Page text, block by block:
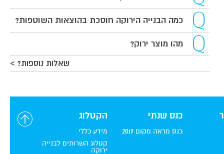
כמה הבנייה הירוקה חוסכת בהוצאות השוטפות?
מהו מוצר ירוק?
שאלות נוספות? >
כנס שנתי
כנס מראה מקום 2019
הקטלוג
מידע כללי
קטלוג השרותים לבנייה
ירוקה